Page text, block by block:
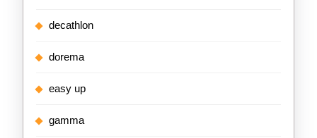
decathlon
dorema
easy up
gamma